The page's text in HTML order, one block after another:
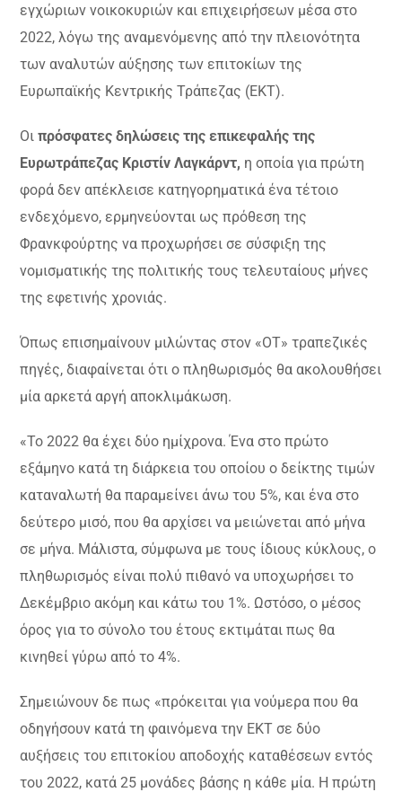
εγχώριων νοικοκυριών και επιχειρήσεων μέσα στο
2022, λόγω της αναμενόμενης από την πλειονότητα
των αναλυτών αύξησης των επιτοκίων της
Ευρωπαϊκής Κεντρικής Τράπεζας (ΕΚΤ).
Οι πρόσφατες δηλώσεις της επικεφαλής της
Ευρωτράπεζας Κριστίν Λαγκάρντ, η οποία για πρώτη
φορά δεν απέκλεισε κατηγορηματικά ένα τέτοιο
ενδεχόμενο, ερμηνεύονται ως πρόθεση της
Φρανκφούρτης να προχωρήσει σε σύσφιξη της
νομισματικής της πολιτικής τους τελευταίους μήνες
της εφετινής χρονιάς.
Όπως επισημαίνουν μιλώντας στον «ΟΤ» τραπεζικές
πηγές, διαφαίνεται ότι ο πληθωρισμός θα ακολουθήσει
μία αρκετά αργή αποκλιμάκωση.
«Το 2022 θα έχει δύο ημίχρονα. Ένα στο πρώτο
εξάμηνο κατά τη διάρκεια του οποίου ο δείκτης τιμών
καταναλωτή θα παραμείνει άνω του 5%, και ένα στο
δεύτερο μισό, που θα αρχίσει να μειώνεται από μήνα
σε μήνα. Μάλιστα, σύμφωνα με τους ίδιους κύκλους, ο
πληθωρισμός είναι πολύ πιθανό να υποχωρήσει το
Δεκέμβριο ακόμη και κάτω του 1%. Ωστόσο, ο μέσος
όρος για το σύνολο του έτους εκτιμάται πως θα
κινηθεί γύρω από το 4%.
Σημειώνουν δε πως «πρόκειται για νούμερα που θα
οδηγήσουν κατά τη φαινόμενα την ΕΚΤ σε δύο
αυξήσεις του επιτοκίου αποδοχής καταθέσεων εντός
του 2022, κατά 25 μονάδες βάσης η κάθε μία. Η πρώτη